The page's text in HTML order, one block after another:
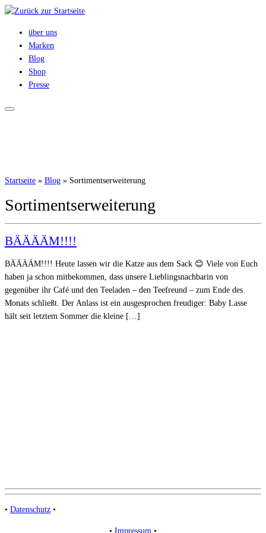
Zum
springenüber uns
Marken
Blog
Shop
Presse
Startseite » Blog » Sortimentserweiterung
Sortimentserweiterung
BÄÄÄÄM!!!!
BÄÄÄÄM!!!! Heute lassen wir die Katze aus dem Sack 😊 Viele von Euch
haben ja schon mitbekommen, dass unsere Lieblingsnachbarin von
gegenüber ihr Café und den Teeladen – den Teefreund – zum Ende des
Monats schließt. Der Anlass ist ein ausgesprochen freudiger: Baby Lasse
hält seit letztem Sommer die kleine […]
• Datenschutz •
• Impressum •